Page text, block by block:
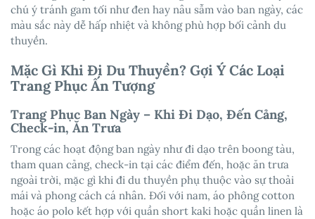
chú ý tránh gam tối như đen hay nâu sẫm vào ban ngày, các
màu sắc này dễ hấp nhiệt và không phù hợp bối cảnh du
thuyền.
Mặc Gì Khi Đi Du Thuyền? Gợi Ý Các Loại
Trang Phục Ấn Tượng
Trang Phục Ban Ngày – Khi Đi Dạo, Đến Cảng,
Check-in, Ăn Trưa
Trong các hoạt động ban ngày như đi dạo trên boong tàu,
tham quan cảng, check-in tại các điểm đến, hoặc ăn trưa
ngoài trời, mặc gì khi đi du thuyền phụ thuộc vào sự thoải
mái và phong cách cá nhân. Đối với nam, áo phông cotton
hoặc áo polo kết hợp với quần short kaki hoặc quần linen là